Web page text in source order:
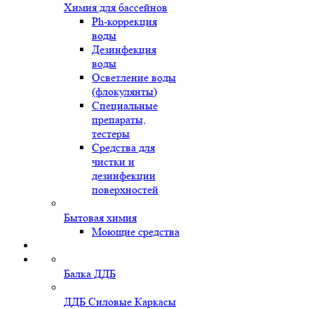
Химия для бассейнов
Ph-коррекция
воды
Дезинфекция
воды
Осветление воды
(флокулянты)
Специальные
препараты,
тестеры
Средства для
чистки и
дезинфекции
поверхностей
Бытовая химия
Моющие средства
Балка ДДБ
ДДБ Силовые Каркасы